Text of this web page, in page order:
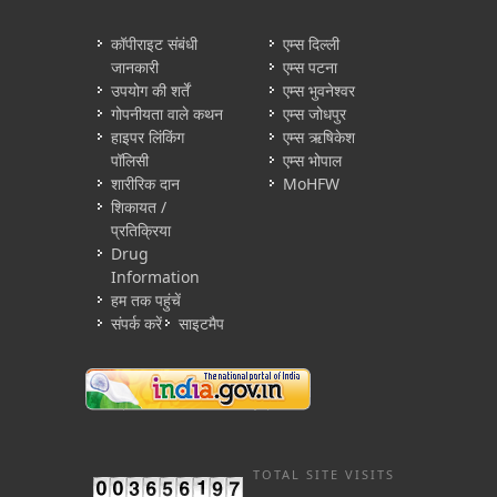
कॉपीराइट संबंधी
जानकारी
उपयोग की शर्तें
गोपनीयता वाले कथन
हाइपर लिंकिंग
पॉलिसी
शारीरिक दान
शिकायत /
प्रतिक्रिया
Drug
Information
हम तक पहुंचें
संपर्क करें
साइटमैप
एम्स दिल्ली
एम्स पटना
एम्स भुवनेश्वर
एम्स जोधपुर
एम्स ऋषिकेश
एम्स भोपाल
MoHFW
TOTAL SITE VISITS